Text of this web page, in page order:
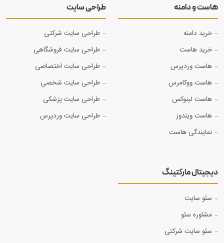
هاست و دامنه
خرید دامنه
خرید هاست
هاست وردپرس
هاست ووکامرس
هاست لینوکس
هاست ویندوز
نمایندگی هاست
طراحی سایت
طراحی سایت شرکتی
طراحی سایت فروشگاهی
طراحی سایت اختصاصی
طراحی سایت شخصی
طراحی سایت پزشکی
طراحی سایت وردپرس
دیجیتال مارکتینگ
سئو سایت
مشاوره سئو
سئو سایت شرکتی